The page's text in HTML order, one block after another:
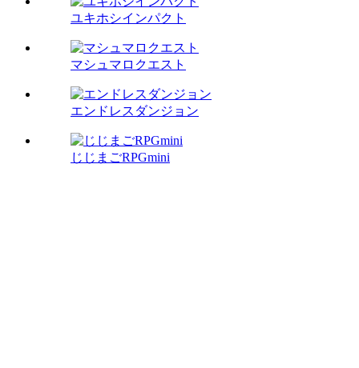
ユキホシインパクト
マシュマロクエスト
エンドレスダンジョン
じじまごRPGmini